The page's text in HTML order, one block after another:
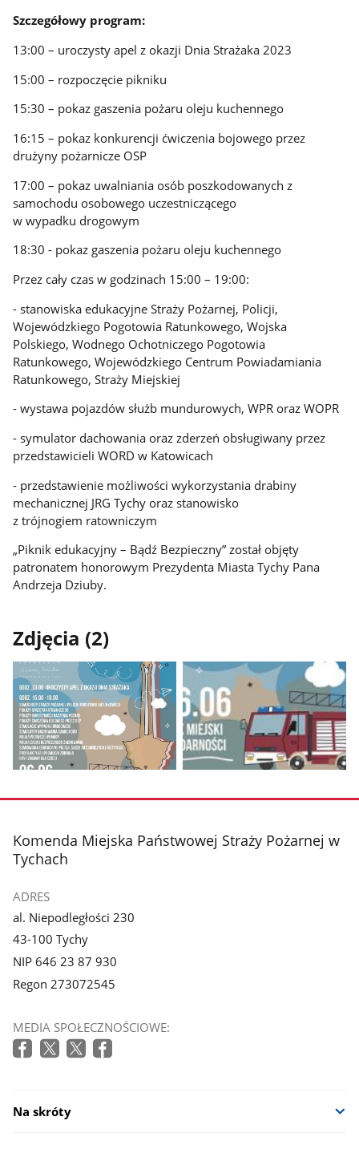
Szczegółowy program:
13:00 – uroczysty apel z okazji Dnia Strażaka 2023
15:00 – rozpoczęcie pikniku
15:30 – pokaz gaszenia pożaru oleju kuchennego
16:15 – pokaz konkurencji ćwiczenia bojowego przez
drużyny pożarnicze OSP
17:00 – pokaz uwalniania osób poszkodowanych z
samochodu osobowego uczestniczącego
w wypadku drogowym
18:30 - pokaz gaszenia pożaru oleju kuchennego
Przez cały czas w godzinach 15:00 – 19:00:
- stanowiska edukacyjne Straży Pożarnej, Policji,
Wojewódzkiego Pogotowia Ratunkowego, Wojska
Polskiego, Wodnego Ochotniczego Pogotowia
Ratunkowego, Wojewódzkiego Centrum Powiadamiania
Ratunkowego, Straży Miejskiej
- wystawa pojazdów służb mundurowych, WPR oraz WOPR
- symulator dachowania oraz zderzeń obsługiwany przez
przedstawicieli WORD w Katowicach
- przedstawienie możliwości wykorzystania drabiny
mechanicznej JRG Tychy oraz stanowisko
z trójnogiem ratowniczym
„Piknik edukacyjny – Bądź Bezpieczny” został objęty
patronatem honorowym Prezydenta Miasta Tychy Pana
Andrzeja Dziuby.
Zdjęcia (2)
zdjęcie
galerii.
zdjęcie
galerii.
stopka
Komenda Miejska Państwowej Straży Pożarnej w
Tychach
ADRES
al. Niepodległości 230
43-100 Tychy
NIP 646 23 87 930
Regon 273072545
MEDIA SPOŁECZNOŚCIOWE:
Na skróty